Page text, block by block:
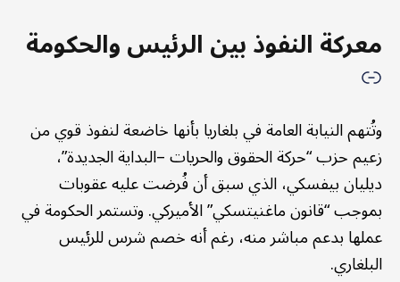
معركة النفوذ بين الرئيس والحكومة
وتُتهم النيابة العامة في بلغاريا بأنها خاضعة لنفوذ قوي من
زعيم حزب “حركة الحقوق والحريات –البداية الجديدة”،
ديليان بيفسكي، الذي سبق أن فُرضت عليه عقوبات
بموجب “قانون ماغنيتسكي” الأميركي. وتستمر الحكومة في
عملها بدعم مباشر منه، رغم أنه خصم شرس للرئيس
البلغاري.